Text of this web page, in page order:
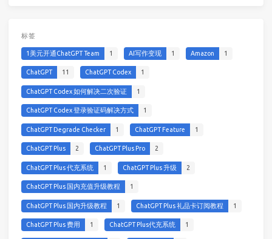
标签
1美元开通ChatGPT Team 1 AI写作变现 1 Amazon 1
ChatGPT 11 ChatGPT Codex 1
ChatGPT Codex 如何解决二次验证 1
ChatGPT Codex 登录验证码解决方式 1
ChatGPT Degrade Checker 1 ChatGPT Feature 1
ChatGPT Plus 2 ChatGPT Plus Pro 2
ChatGPT Plus 代充系统 1 ChatGPT Plus 升级 2
ChatGPT Plus 国内充值升级教程 1
ChatGPT Plus 国内升级教程 1 ChatGPT Plus 礼品卡订阅教程 1
ChatGPT Plus 费用 1 ChatGPT Plus代充系统 1